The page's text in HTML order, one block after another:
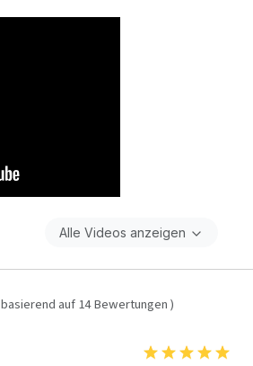
Alle Videos anzeigen
basierend auf14Bewertungen )